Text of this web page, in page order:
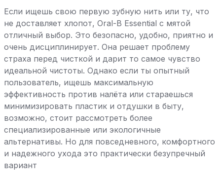
Если ищешь свою первую зубную нить или ту, что
не доставляет хлопот, Oral-B Essential с мятой
отличный выбор. Это безопасно, удобно, приятно и
очень дисциплинирует. Она решает проблему
страха перед чисткой и дарит то самое чувство
идеальной чистоты. Однако если ты опытный
пользователь, ищешь максимальную
эффективность против налёта или стараешься
минимизировать пластик и отдушки в быту,
возможно, стоит рассмотреть более
специализированные или экологичные
альтернативы. Но для повседневного, комфортного
и надежного ухода это практически безупречный
вариант